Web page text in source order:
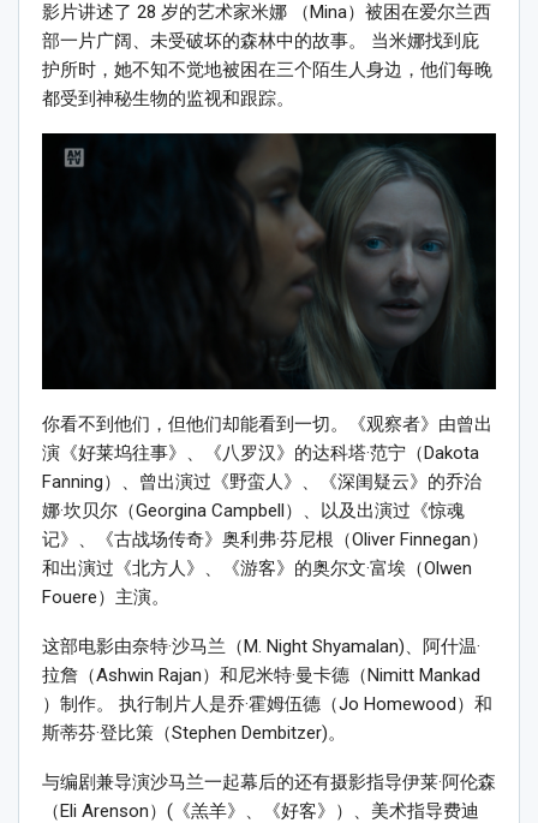
影片讲述了 28 岁的艺术家米娜 （Mina）被困在爱尔兰西
部一片广阔、未受破坏的森林中的故事。 当米娜找到庇
护所时，她不知不觉地被困在三个陌生人身边，他们每晚
都受到神秘生物的监视和跟踪。
你看不到他们，但他们却能看到一切。《观察者》由曾出
演《好莱坞往事》、《八罗汉》的达科塔·范宁（Dakota
Fanning）、曾出演过《野蛮人》、《深闺疑云》的乔治
娜·坎贝尔（Georgina Campbell）、以及出演过《惊魂
记》、《古战场传奇》奥利弗·芬尼根（Oliver Finnegan）
和出演过《北方人》、《游客》的奥尔文·富埃（Olwen
Fouere）主演。
这部电影由奈特·沙马兰（M. Night Shyamalan)、阿什温·
拉詹（Ashwin Rajan）和尼米特·曼卡德（Nimitt Mankad
）制作。 执行制片人是乔·霍姆伍德（Jo Homewood）和
斯蒂芬·登比策（Stephen Dembitzer)。
与编剧兼导演沙马兰一起幕后的还有摄影指导伊莱·阿伦森
（Eli Arenson）(《羔羊》、《好客》）、美术指导费迪